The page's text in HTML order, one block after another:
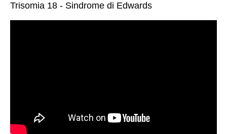
Trisomia 18 - Sindrome di Edwards